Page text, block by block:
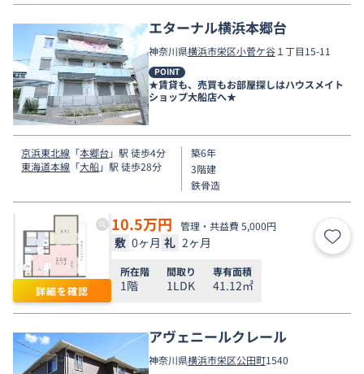
エターナル横浜本郷台
神奈川県横浜市栄区小菅ケ谷１丁目15-11
POINT
★賃貸も、売買もお部屋探しはハウスメイト
ショップ大船店へ★
京浜東北線 「本郷台」駅 徒歩4分
東海道本線 「大船」駅 徒歩28分
築6年
3階建
鉄骨造
詳細を確認
10.5万円 管理・共益費 5,000円
敷 0ヶ月 礼 2ヶ月 お気
所在階
1階
間取り
1LDK
専有面積
41.12㎡
アヴェニールクレール
神奈川県横浜市栄区公田町1540